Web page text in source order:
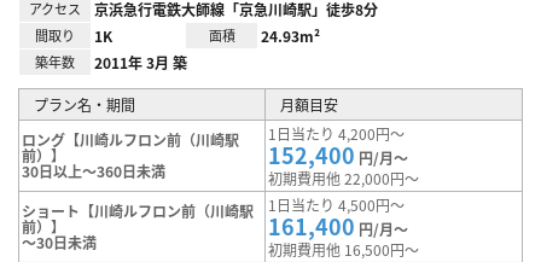
アクセス 京浜急行電鉄大師線「京急川崎駅」徒歩8分
間取り 1K 面積 24.93m²
築年数 2011年 3月 築
プラン名・期間
月額目安
ロング【川崎ルフロン前（川崎駅
前）】
30日以上～360日未満
1日当たり 4,200円～
152,400 円/月～
初期費用他 22,000円～
ショート【川崎ルフロン前（川崎駅
前）】
～30日未満
1日当たり 4,500円～
161,400 円/月～
初期費用他 16,500円～